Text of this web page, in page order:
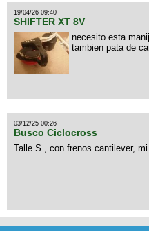
19/04/26 09:40
SHIFTER XT 8V
necesito esta
tambien pata de
03/12/25 00:26
Busco Ciclocross
Talle S , con frenos cantilever,